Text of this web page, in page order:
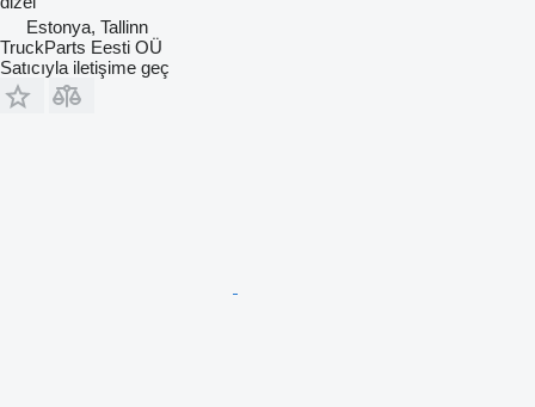
Estonya, Tallinn
TruckParts Eesti OÜ
Satıcıyla iletişime geç